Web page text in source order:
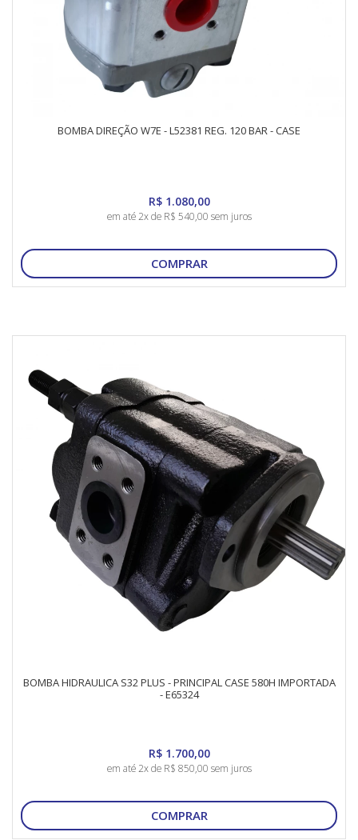
BOMBA DIREÇÃO W7E - L52381 REG. 120 BAR - CASE
R$ 1.080,00
em até 2x de R$ 540,00 sem juros
COMPRAR
BOMBA HIDRAULICA S32 PLUS - PRINCIPAL CASE 580H IMPORTADA
- E65324
R$ 1.700,00
em até 2x de R$ 850,00 sem juros
COMPRAR